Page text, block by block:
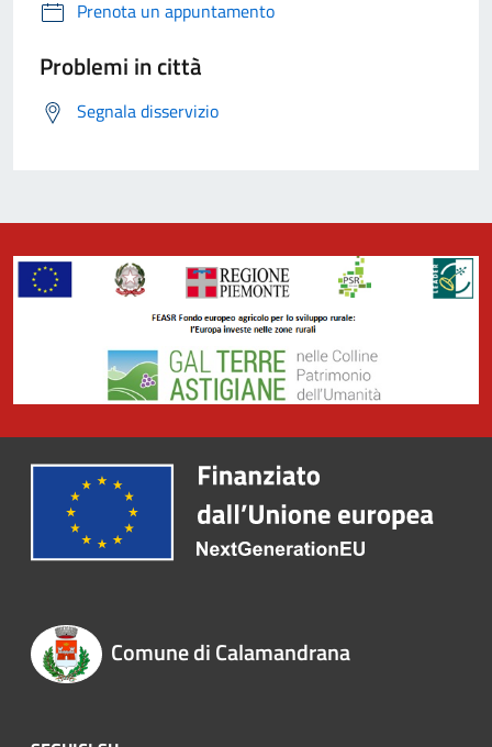
Prenota un appuntamento
Problemi in città
Segnala disservizio
Comune di Calamandrana